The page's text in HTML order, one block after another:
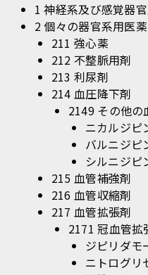
1 神経系及び感覚器
2 個々の器官系用医
211 強心薬
212 不整脈用剤
213 利尿剤
214 血圧降下剤
2149 その他の
ニカルジピ
バルニジピ
シルニジピ
215 血管補強剤
216 血管収縮剤
217 血管拡張剤
2171 冠血管拡
ジピリダモ
ニトログリ